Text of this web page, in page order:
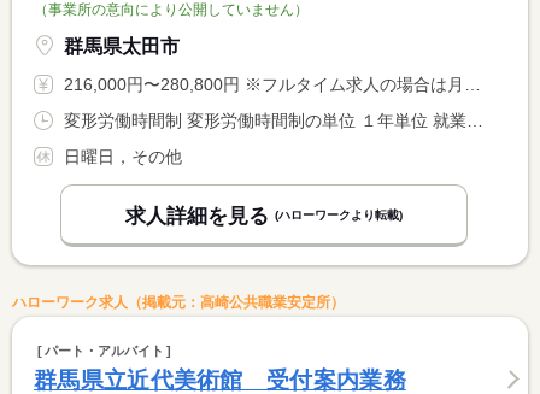
（事業所の意向により公開していません）
群馬県太田市
216,000円〜280,800円 ※フルタイム求人の場合は月額（換算額）、パート求人の場合は時間額を表示しています。
日曜日，その他
求人詳細を見る (ハローワークより転載)
ハローワーク求人（掲載元：高崎公共職業安定所）
パート・アルバイト
群馬県立近代美術館 受付案内業務